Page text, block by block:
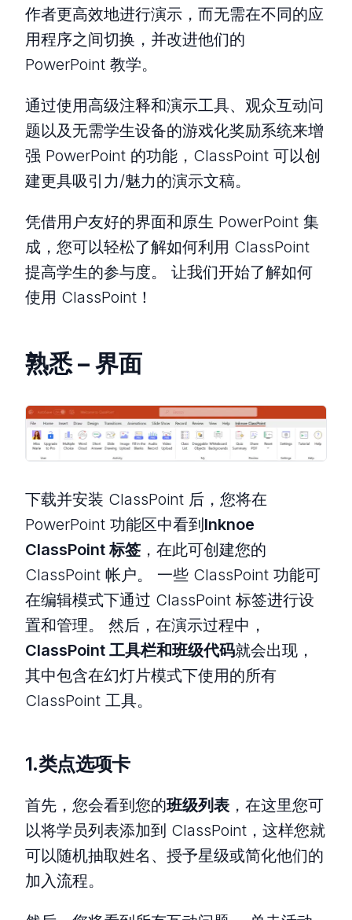
作者更高效地进行演示，而无需在不同的应
用程序之间切换，并改进他们的
PowerPoint 教学。
通过使用高级注释和演示工具、观众互动问
题以及无需学生设备的游戏化奖励系统来增
强 PowerPoint 的功能，ClassPoint 可以创
建更具吸引力/魅力的演示文稿。
凭借用户友好的界面和原生 PowerPoint 集
成，您可以轻松了解如何利用 ClassPoint
提高学生的参与度。 让我们开始了解如何
使用 ClassPoint！
熟悉 – 界面
下载并安装 ClassPoint 后，您将在
PowerPoint 功能区中看到Inknoe
ClassPoint 标签 ，在此可创建您的
ClassPoint 帐户。 一些 ClassPoint 功能可
在编辑模式下通过 ClassPoint 标签进行设
置和管理。 然后，在演示过程中，
ClassPoint 工具栏和班级代码就会出现，
其中包含在幻灯片模式下使用的所有
ClassPoint 工具。
1.类点选项卡
首先，您会看到您的班级列表 ，在这里您可
以将学员列表添加到 ClassPoint，这样您就
可以随机抽取姓名、授予星级或简化他们的
加入流程。